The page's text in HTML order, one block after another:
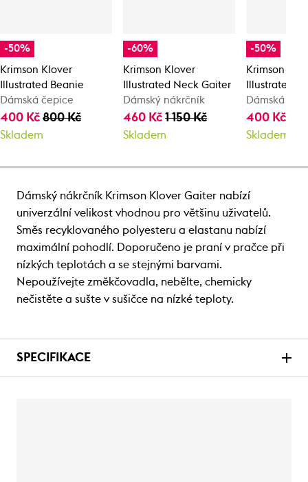
-50%
Krimson Klover
Illustrated Beanie
Dámská čepice
400 Kč 800 Kč
Skladem
-60%
Krimson Klover
Illustrated Neck Gaiter
Dámský nákrčník
460 Kč1 150 Kč
Skladem
-50%
Krimson
Illustrated
Dámská
400 Kč
Skladem
Dámský nákrčník Krimson Klover Gaiter nabízí
univerzální velikost vhodnou pro většinu uživatelů.
Směs recyklovaného polyesteru a elastanu nabízí
maximální pohodlí. Doporučeno je praní v pračce při
nízkých teplotách a se stejnými barvami.
Nepoužívejte změkčovadla, nebělte, chemicky
nečistěte a sušte v sušičce na nízké teploty.
SPECIFIKACE